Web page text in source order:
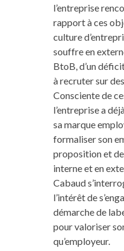
l’entreprise
rapport à ces
culture
souffre en
BtoB, d’un
à recruter sur
Consciente de
l’entreprise a
sa marque
formaliser son
proposition et
interne et en
Cabaud
l’intérêt de
démarche de
pour valoriser
qu’employeur.